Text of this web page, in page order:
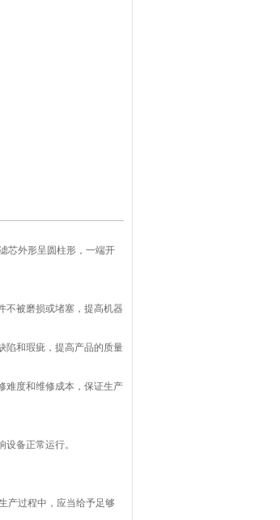
芯外形呈圆柱形，一端开
不被磨损或堵塞，提高机器
陷和瑕疵，提高产品的质量
难度和维修成本，保证生产
备正常运行。
产过程中，应当给予足够